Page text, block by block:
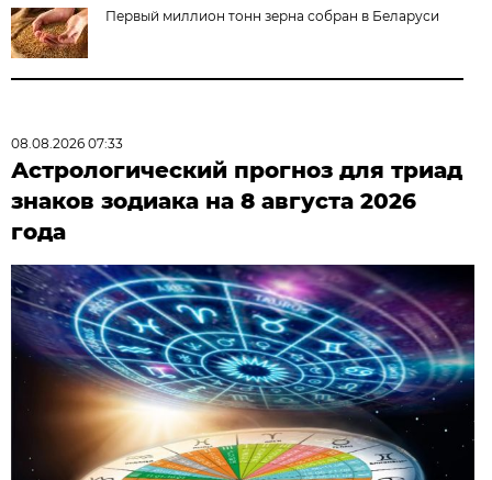
Первый миллион тонн зерна собран в Беларуси
08.08.2026 07:33
Астрологический прогноз для триад
знаков зодиака на 8 августа 2026
года